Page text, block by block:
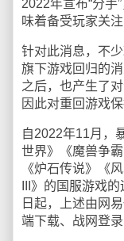
2022年宣布“分手
味着备受玩家关
针对此消息，不
旗下游戏回归的
之后，也产生了
因此对重回游戏
自2022年11月，
世界》《魔兽争
《炉石传说》《
III》的国服游戏
日起，上述由网
端下载、战网登